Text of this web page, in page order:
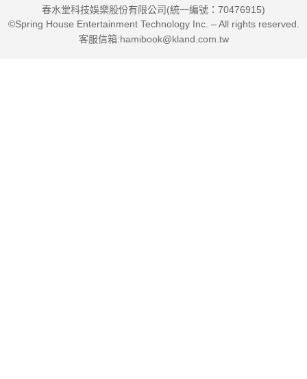
春水堂科技娛樂股份有限公司(統一編號：70476915)
©Spring House Entertainment Technology Inc. – All rights reserved.
客服信箱:hamibook@kland.com.tw